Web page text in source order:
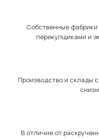
Собственные
перекупщиками и
Производство и склады
В отличие от